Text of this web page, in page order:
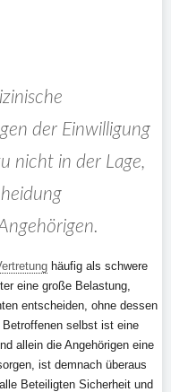
der Einwilligung
nicht in der Lage,
häufig als schwere
eine große Belastung,
entscheiden, ohne dessen
selbst ist eine
allein die Angehörigen eine
ist demnach überaus
Beteiligten Sicherheit und